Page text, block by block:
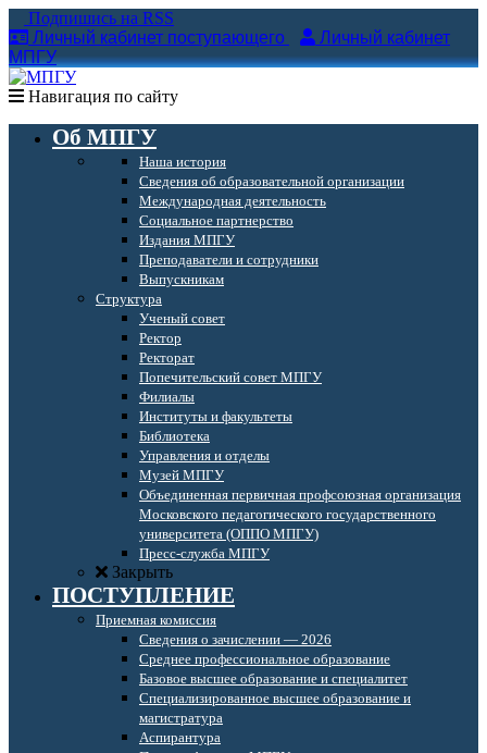
Подпишись на RSS
Личный кабинет поступающего
Личный кабинет
МПГУ
Навигация по сайту
Об МПГУ
Наша история
Сведения об образовательной организации
Международная деятельность
Социальное партнерство
Издания МПГУ
Преподаватели и сотрудники
Выпускникам
Структура
Ученый совет
Ректор
Ректорат
Попечительский совет МПГУ
Филиалы
Институты и факультеты
Библиотека
Управления и отделы
Музей МПГУ
Объединенная первичная профсоюзная организация
Московского педагогического государственного
университета (ОППО МПГУ)
Пресс-служба МПГУ
Закрыть
ПОСТУПЛЕНИЕ
Приемная комиссия
Сведения о зачислении — 2026
Среднее профессиональное образование
Базовое высшее образование и специалитет
Специализированное высшее образование и
магистратура
Аспирантура